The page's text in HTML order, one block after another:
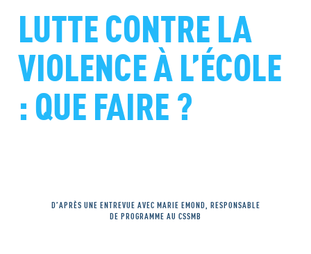
LUTTE CONTRE LA
VIOLENCE À L’ÉCOLE
: QUE FAIRE ?
D’APRÈS UNE ENTREVUE AVEC MARIE EMOND, RESPONSABLE
DE PROGRAMME AU CSSMB